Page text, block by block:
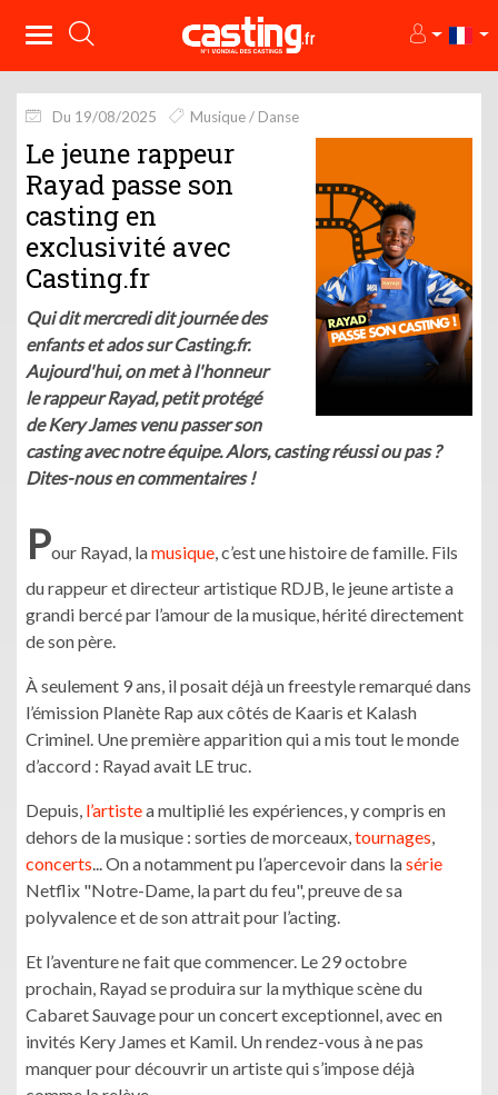
Du 19/08/2025 Musique / Danse
Le jeune rappeur
Rayad passe son
casting en
exclusivité avec
Casting.fr
Qui dit mercredi dit journée des
enfants et ados sur Casting.fr.
Aujourd'hui, on met à l'honneur
le rappeur Rayad, petit protégé
de Kery James venu passer son
casting avec notre équipe. Alors, casting réussi ou pas ?
Dites-nous en commentaires !
Pour Rayad, lamusique, c’est une histoire de famille. Fils
du rappeur et directeur artistique RDJB, le jeune artiste a
grandi bercé par l’amour de la musique, hérité directement
de son père.
À seulement 9 ans, il posait déjà un freestyle remarqué dans
l’émission Planète Rap aux côtés de Kaaris et Kalash
Criminel. Une première apparition qui a mis tout le monde
d’accord : Rayad avait LE truc.
Depuis, l’artistea multiplié les expériences, y compris en
dehors de la musique : sorties de morceaux,tournages,
concerts... On a notamment pu l’apercevoir dans lasérie
Netflix "Notre-Dame, la part du feu", preuve de sa
polyvalence et de son attrait pour l’acting.
Et l’aventure ne fait que commencer. Le 29 octobre
prochain, Rayad se produira sur la mythique scène du
Cabaret Sauvage pour un concert exceptionnel, avec en
invités Kery James et Kamil. Un rendez-vous à ne pas
manquer pour découvrir un artiste qui s’impose déjà